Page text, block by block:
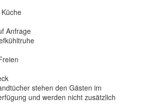
Anfrage
stehen den Gästen im
und werden nicht zusätzlich